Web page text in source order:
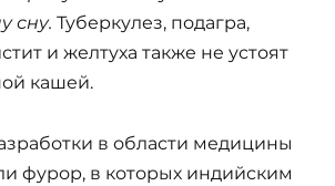
сну. Туберкулез, подагра,
и желтуха также не устоят
кашей.
в области медицины
фурор, в которых индийским